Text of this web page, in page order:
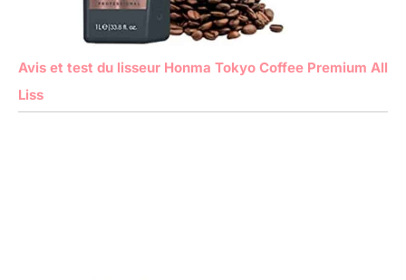
Avis et test du lisseur Honma Tokyo Coffee Premium All
Liss